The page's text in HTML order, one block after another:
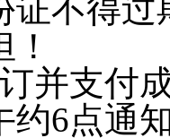
证不得
并支付
约6点通